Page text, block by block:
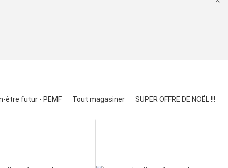
SUPER OFFRE DE NOËL !!!
Tout magasiner
être futur - PEMF